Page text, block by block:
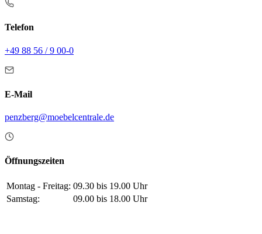
Telefon
+49 88 56 / 9 00-0
E-Mail
penzberg@moebelcentrale.de
Öffnungszeiten
Montag - Freitag: 09.30 bis 19.00 Uhr
Samstag:
09.00 bis 18.00 Uhr